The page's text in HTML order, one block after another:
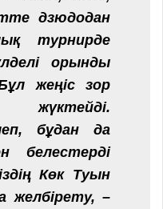
дзюдодан
турнирде
орынды
жеңіс зор
жүктейді.
бұдан да
белестерді
Көк Туын
желбірету, –